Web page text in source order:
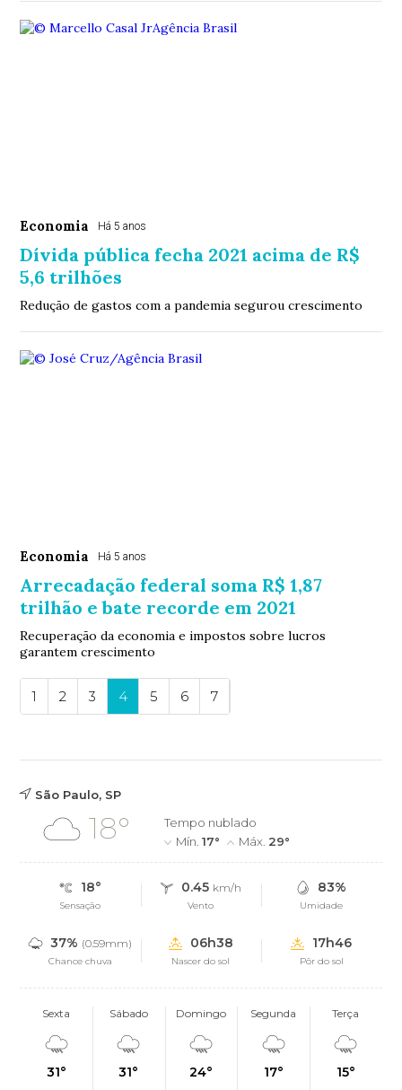
Economia Há 5 anos
Dívida pública fecha 2021 acima de R$
5,6 trilhões
Redução de gastos com a pandemia segurou crescimento
Economia Há 5 anos
Arrecadação federal soma R$ 1,87
trilhão e bate recorde em 2021
Recuperação da economia e impostos sobre lucros
garantem crescimento
1 2 3 4 5 6 7
São Paulo, SP
18°
Tempo nublado
Mín.17° Máx. 29°
18°
Sensação
0.45 km/h
Vento
83%
Umidade
37% (0.59mm)
Chance chuva
06h38
Nascer do sol
17h46
Pôr do sol
Sexta
31°
Sábado
31°
Domingo
24°
Segunda
17°
Terça
15°